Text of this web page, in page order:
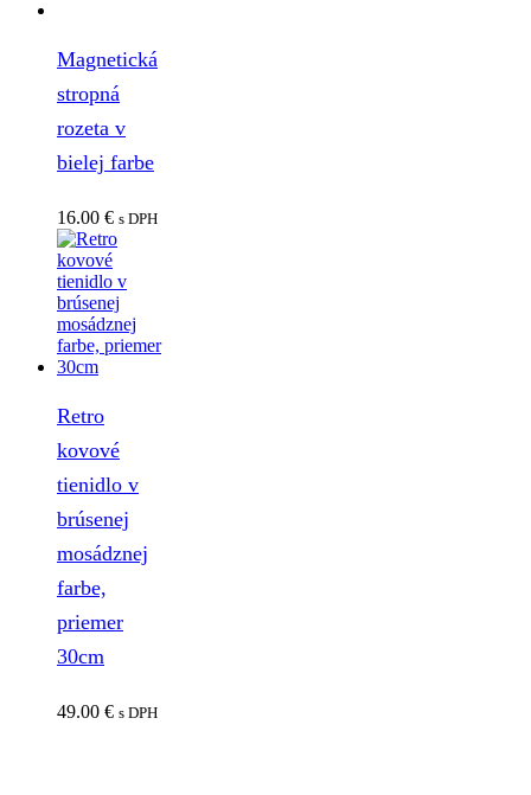
Magnetická
stropná
rozeta v
bielej farbe
16.00 € s DPH
Retro
kovové
tienidlo v
brúsenej
mosádznej
farbe,
priemer
30cm
49.00 € s DPH